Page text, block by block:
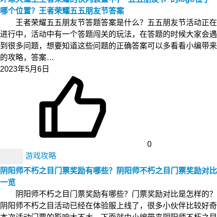
哪个位置？王者荣耀五五朋友节答案
王者荣耀五五朋友节答题答案是什么？五五朋友节活动正在
进行中，活动中有一个答题闯关的玩法，在答题的时候大家会遇
到很多问题，想要知道这些问题的正确答案可以多看看小编带来
的攻略，答案…
2023年5月6日
0
游戏攻略
阴阳师不朽之目门票奖励有哪些？阴阳师不朽之目门票奖励对比
一览
阴阳师不朽之目门票奖励有哪些？门票奖励对比是怎样的？
阴阳师不朽之目活动已经在体验服上线了，很多小伙伴比较好奇